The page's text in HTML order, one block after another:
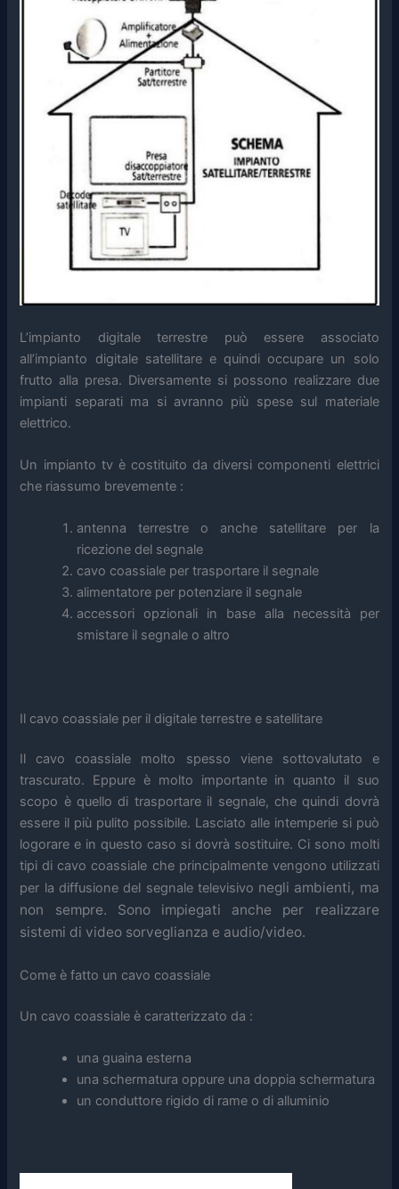
L’impianto digitale terrestre può essere associato
all’impianto digitale satellitare e quindi occupare un solo
frutto alla presa. Diversamente si possono realizzare due
impianti separati ma si avranno più spese sul materiale
elettrico.
Un impianto tv è costituito da diversi componenti elettrici
che riassumo brevemente :
antenna terrestre o anche satellitare per la
ricezione del segnale
cavo coassiale per trasportare il segnale
alimentatore per potenziare il segnale
accessori opzionali in base alla necessità per
smistare il segnale o altro
Il cavo coassiale per il digitale terrestre e satellitare
Il cavo coassiale molto spesso viene sottovalutato e
trascurato. Eppure è molto importante in quanto il suo
scopo è quello di trasportare il segnale, che quindi dovrà
essere il più pulito possibile. Lasciato alle intemperie si può
logorare e in questo caso si dovrà sostituire. Ci sono molti
tipi di cavo coassiale che principalmente vengono utilizzati
per la diffusione del segnale televisivo negli ambienti, ma
non sempre. Sono impiegati anche per realizzare
sistemi di video sorveglianza e audio/video.
Come è fatto un cavo coassiale
Un cavo coassiale è caratterizzato da :
una guaina esterna
una schermatura oppure una doppia schermatura
un conduttore rigido di rame o di alluminio